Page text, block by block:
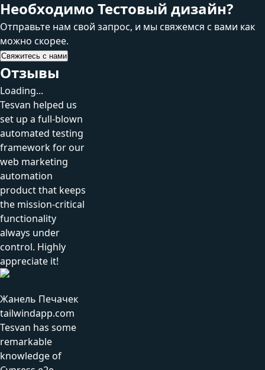
Необходимо Тестовый дизайн?
Отправьте нам свой запрос, и мы свяжемся с вами как
можно скорее.
Свяжитесь с нами
Отзывы
Loading...
Tesvan helped us
set up a full-blown
automated testing
framework for our
web marketing
automation
product that keeps
the mission-critical
functionality
always under
control. Highly
appreciate it!
Жанель Печачек
tailwindapp.com
Tesvan has some
remarkable
knowledge of